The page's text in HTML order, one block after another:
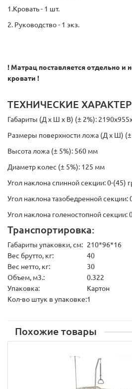
1.Кровать - 1 шт.
2. Руководство - 1 экз.
! Матрац поставляется отдельно и
кровати !
ТЕХНИЧЕСКИЕ
Габариты (Д х Ш х В) (± 2%):
Размеры поверхности ложа (Д х Ш)
Высота ложа (± 5%): 560 мм
Диаметр колес (± 5%): 125 мм
Угол наклона спинной секции: 0-(45)
Угол наклона тазобедренной секции:
Угол наклона голеностопной секции:
Транспортировка:
Габариты упаковки, см: 210*96*16
Вес брутто, кг:
40
Вес нетто, кг:
30
Объем, м3.:
0.322
Упаковка:
Картон
Кол-во штук в упаковке:1
Похожие товары